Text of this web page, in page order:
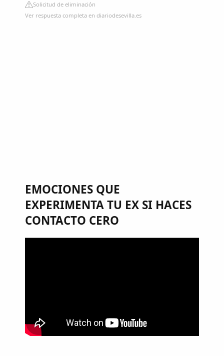
Solicitud de eliminación
Ver respuesta completa en diariodesevilla.es
EMOCIONES QUE
EXPERIMENTA TU EX SI HACES
CONTACTO CERO